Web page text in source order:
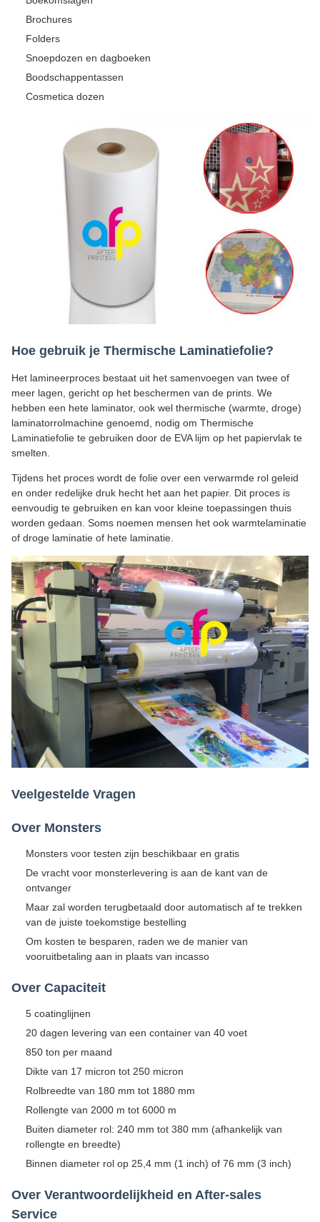
Brochures
Folders
Snoepdozen en dagboeken
Boodschappentassen
Cosmetica dozen
Hoe gebruik je Thermische Laminatiefolie?
Het lamineerproces bestaat uit het samenvoegen van twee of
meer lagen, gericht op het beschermen van de prints. We
hebben een hete laminator, ook wel thermische (warmte, droge)
laminatorrolmachine genoemd, nodig om Thermische
Laminatiefolie te gebruiken door de EVA lijm op het papiervlak te
smelten.
Tijdens het proces wordt de folie over een verwarmde rol geleid
en onder redelijke druk hecht het aan het papier. Dit proces is
eenvoudig te gebruiken en kan voor kleine toepassingen thuis
worden gedaan. Soms noemen mensen het ook warmtelaminatie
of droge laminatie of hete laminatie.
Veelgestelde Vragen
Over Monsters
Monsters voor testen zijn beschikbaar en gratis
De vracht voor monsterlevering is aan de kant van de
ontvanger
Maar zal worden terugbetaald door automatisch af te trekken
van de juiste toekomstige bestelling
Om kosten te besparen, raden we de manier van
vooruitbetaling aan in plaats van incasso
Over Capaciteit
5 coatinglijnen
20 dagen levering van een container van 40 voet
850 ton per maand
Dikte van 17 micron tot 250 micron
Rolbreedte van 180 mm tot 1880 mm
Rollengte van 2000 m tot 6000 m
Buiten diameter rol: 240 mm tot 380 mm (afhankelijk van
rollengte en breedte)
Binnen diameter rol op 25,4 mm (1 inch) of 76 mm (3 inch)
Over Verantwoordelijkheid en After-sales
Service